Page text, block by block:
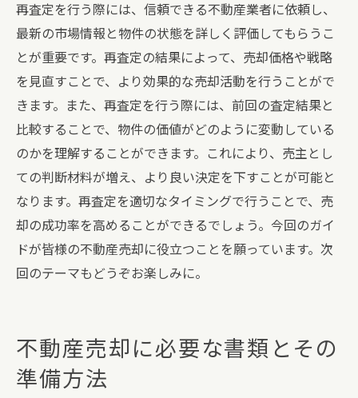
再査定を行う際には、信頼できる不動産業者に依頼し、
最新の市場情報と物件の状態を詳しく評価してもらうこ
とが重要です。再査定の結果によって、売却価格や戦略
を見直すことで、より効果的な売却活動を行うことがで
きます。また、再査定を行う際には、前回の査定結果と
比較することで、物件の価値がどのように変動している
のかを理解することができます。これにより、売主とし
ての判断材料が増え、より良い決定を下すことが可能と
なります。再査定を適切なタイミングで行うことで、売
却の成功率を高めることができるでしょう。今回のガイ
ドが皆様の不動産売却に役立つことを願っています。次
回のテーマもどうぞお楽しみに。
不動産売却に必要な書類とその
準備方法